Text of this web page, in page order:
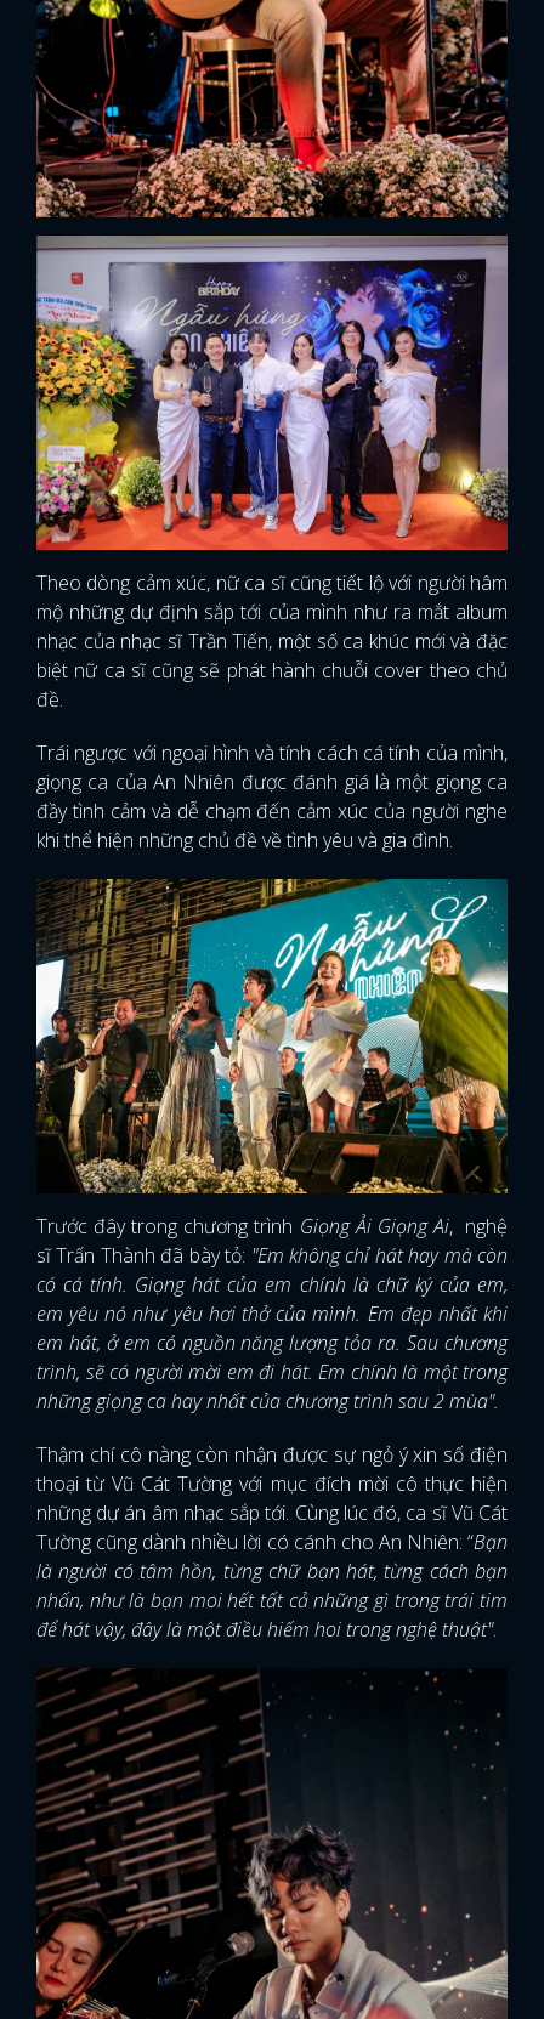
Theo dòng cảm xúc, nữ ca sĩ cũng tiết lộ với người hâm
mộ những dự định sắp tới của mình như ra mắt album
nhạc của nhạc sĩ Trần Tiến, một số ca khúc mới và đặc
biệt nữ ca sĩ cũng sẽ phát hành chuỗi cover theo chủ
đề.
Trái ngược với ngoại hình và tính cách cá tính của mình,
giọng ca của An Nhiên được đánh giá là một giọng ca
đầy tình cảm và dễ chạm đến cảm xúc của người nghe
khi thể hiện những chủ đề về tình yêu và gia đình.
Trước đây trong chương trình Giọng Ải Giọng Ai, nghệ
sĩ Trấn Thành đã bày tỏ: "Em không chỉ hát hay mà còn
có cá tính. Giọng hát của em chính là chữ ký của em,
em yêu nó như yêu hơi thở của mình. Em đẹp nhất khi
em hát, ở em có nguồn năng lượng tỏa ra. Sau chương
trình, sẽ có người mời em đi hát. Em chính là một trong
những giọng ca hay nhất của chương trình sau 2 mùa".
Thậm chí cô nàng còn nhận được sự ngỏ ý xin số điện
thoại từ Vũ Cát Tường với mục đích mời cô thực hiện
những dự án âm nhạc sắp tới. Cùng lúc đó, ca sĩ Vũ Cát
Tường cũng dành nhiều lời có cánh cho An Nhiên: “Bạn
là người có tâm hồn, từng chữ bạn hát, từng cách bạn
nhấn, như là bạn moi hết tất cả những gì trong trái tim
để hát vậy, đây là một điều hiếm hoi trong nghệ thuật".